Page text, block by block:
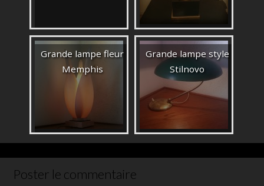
Grande lampe fleur
Memphis
Grande lampe style
Stilnovo
Poster le commentaire